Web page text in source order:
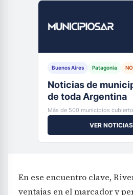
Buenos Aires Patagonia
Noticias de
de toda Argentina
Más de 500 municipios
VER
En ese encuentro clave,
ventajas en el marcador y